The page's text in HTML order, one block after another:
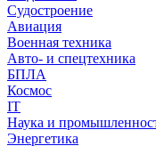
Судостроение
Авиация
Военная техника
Авто- и спецтехника
БПЛА
Космос
IT
Наука и
Энергетика